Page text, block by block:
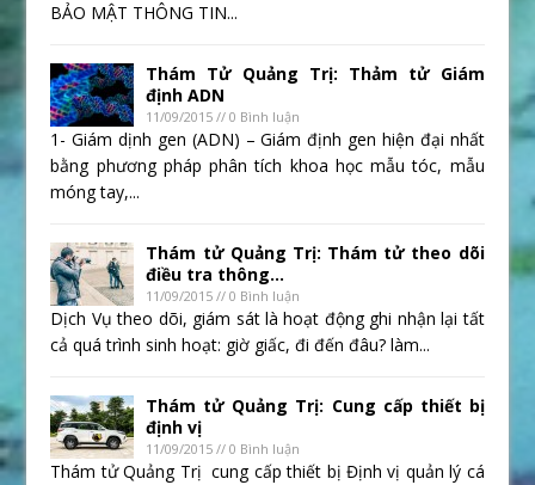
BẢO MẬT THÔNG TIN...
Thám Tử Quảng Trị: Thảm tử Giám
định ADN
11/09/2015 // 0 Bình luận
1- Giám dịnh gen (ADN) – Giám định gen hiện đại nhất
bằng phương pháp phân tích khoa học mẫu tóc, mẫu
móng tay,...
Thám tử Quảng Trị: Thám tử theo dõi
điều tra thông...
11/09/2015 // 0 Bình luận
Dịch Vụ theo dõi, giám sát là hoạt động ghi nhận lại tất
cả quá trình sinh hoạt: giờ giấc, đi đến đâu? làm...
Thám tử Quảng Trị: Cung cấp thiết bị
định vị
11/09/2015 // 0 Bình luận
Thám tử Quảng Trị cung cấp thiết bị Định vị quản lý cá